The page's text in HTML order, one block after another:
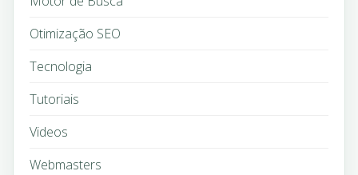
Otimização SEO
Tecnologia
Tutoriais
Videos
Webmasters